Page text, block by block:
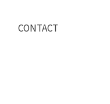
CONTACT